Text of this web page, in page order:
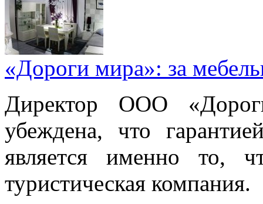
«Дороги мира»: за
Директор ООО
убеждена, что
является именно то,
туристическая компания.